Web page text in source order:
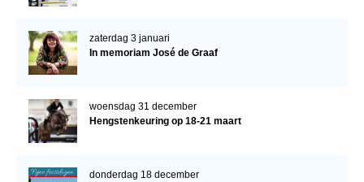
zaterdag 3 januari
In memoriam José de Graaf
woensdag 31 december
Hengstenkeuring op 18-21 maart
donderdag 18 december